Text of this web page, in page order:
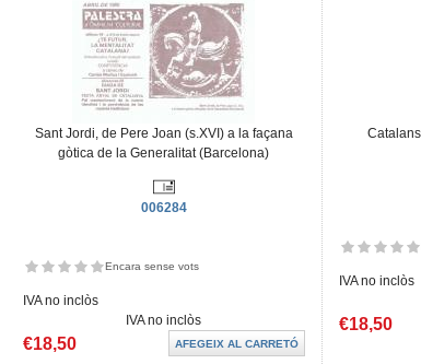
Sant Jordi, de Pere Joan (s.XVI) a la façana
gòtica de la Generalitat (Barcelona)
006284
Encara sense vots
IVA no inclòs
IVA no inclòs
€18,50
IVA no inclòs
€18,50